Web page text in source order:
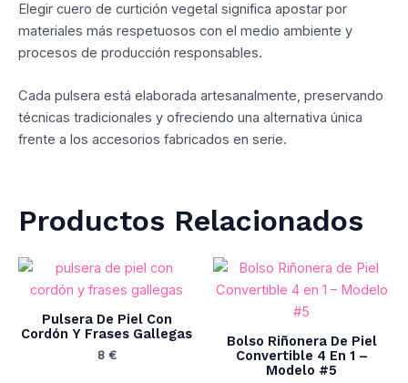
Elegir cuero de curtición vegetal significa apostar por
materiales más respetuosos con el medio ambiente y
procesos de producción responsables.
Cada pulsera está elaborada artesanalmente, preservando
técnicas tradicionales y ofreciendo una alternativa única
frente a los accesorios fabricados en serie.
Productos Relacionados
Pulsera De Piel Con
Cordón Y Frases Gallegas
8 €
Bolso Riñonera De Piel
Convertible 4 En 1 –
Modelo #5